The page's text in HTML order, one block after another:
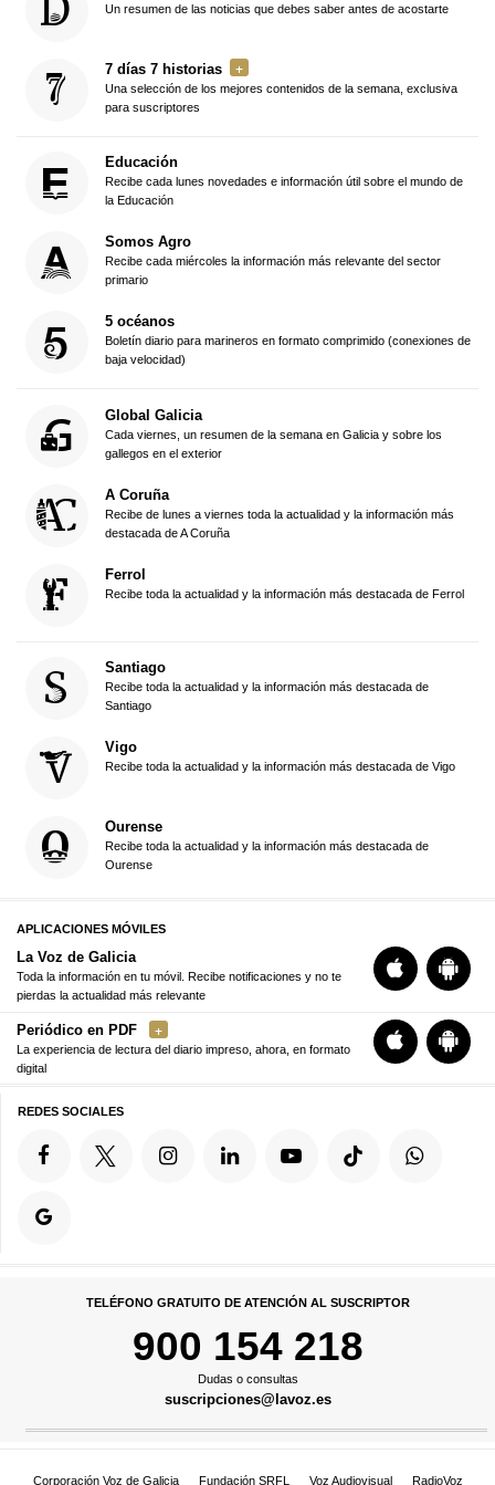
Un resumen de las noticias que debes saber antes de acostarte
7 días 7 historias
Una selección de los mejores contenidos de la semana, exclusiva
para suscriptores
Educación
Recibe cada lunes novedades e información útil sobre el mundo de
la Educación
Somos Agro
Recibe cada miércoles la información más relevante del sector
primario
5 océanos
Boletín diario para marineros en formato comprimido (conexiones de
baja velocidad)
Global Galicia
Cada viernes, un resumen de la semana en Galicia y sobre los
gallegos en el exterior
A Coruña
Recibe de lunes a viernes toda la actualidad y la información más
destacada de A Coruña
Ferrol
Recibe toda la actualidad y la información más destacada de Ferrol
Santiago
Recibe toda la actualidad y la información más destacada de
Santiago
Vigo
Recibe toda la actualidad y la información más destacada de Vigo
Ourense
Recibe toda la actualidad y la información más destacada de
Ourense
APLICACIONES MÓVILES
La Voz de Galicia
Toda la información en tu móvil. Recibe notificaciones y no te
pierdas la actualidad más relevante
Periódico en PDF
La experiencia de lectura del diario impreso, ahora, en formato
digital
REDES SOCIALES
TELÉFONO GRATUITO DE ATENCIÓN AL SUSCRIPTOR
900 154 218
Dudas o consultas
suscripciones@lavoz.es
Corporación Voz de Galicia Fundación SRFL Voz Audiovisual RadioVoz